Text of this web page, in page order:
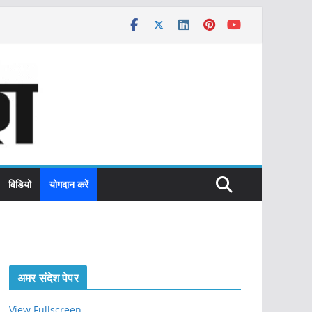
विडियो योगदान करें
अमर संदेश पेपर